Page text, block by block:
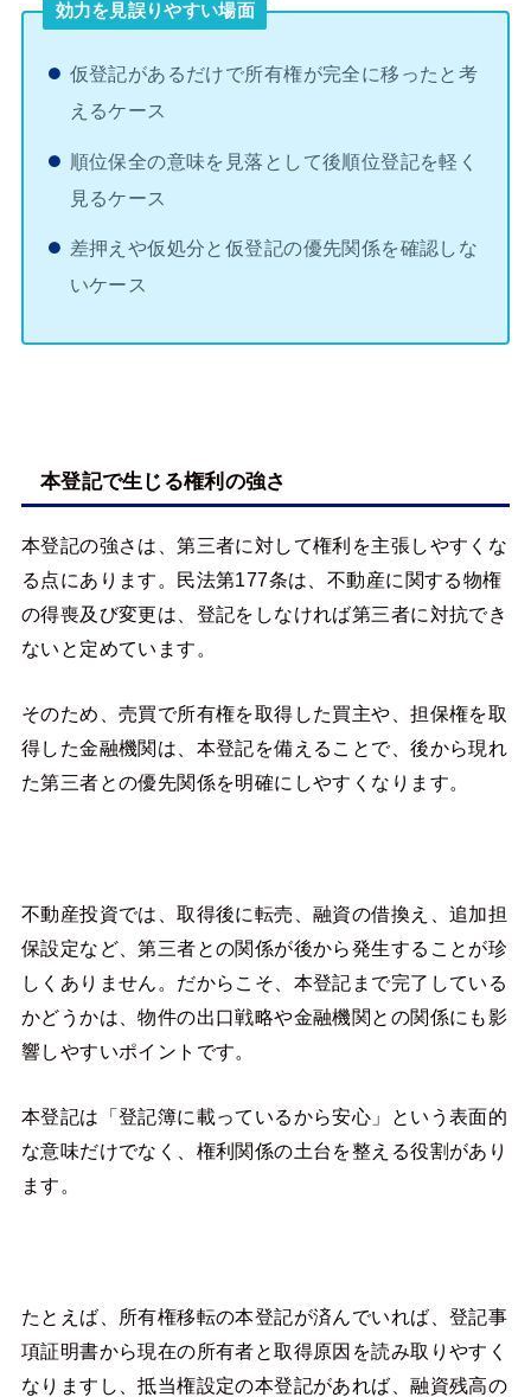
効力を見誤りやすい場面
仮登記があるだけで所有権が完全に移ったと考
えるケース
順位保全の意味を見落として後順位登記を軽く
見るケース
差押えや仮処分と仮登記の優先関係を確認しな
いケース
本登記で生じる権利の強さ
本登記の強さは、第三者に対して権利を主張しやすくな
る点にあります。民法第177条は、不動産に関する物権
の得喪及び変更は、登記をしなければ第三者に対抗でき
ないと定めています。
そのため、売買で所有権を取得した買主や、担保権を取
得した金融機関は、本登記を備えることで、後から現れ
た第三者との優先関係を明確にしやすくなります。
不動産投資では、取得後に転売、融資の借換え、追加担
保設定など、第三者との関係が後から発生することが珍
しくありません。だからこそ、本登記まで完了している
かどうかは、物件の出口戦略や金融機関との関係にも影
響しやすいポイントです。
本登記は「登記簿に載っているから安心」という表面的
な意味だけでなく、権利関係の土台を整える役割があり
ます。
たとえば、所有権移転の本登記が済んでいれば、登記事
項証明書から現在の所有者と取得原因を読み取りやすく
なりますし、抵当権設定の本登記があれば、融資残高の